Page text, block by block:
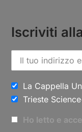
Iscriviti
La Cappella
Trieste
Ho letto e